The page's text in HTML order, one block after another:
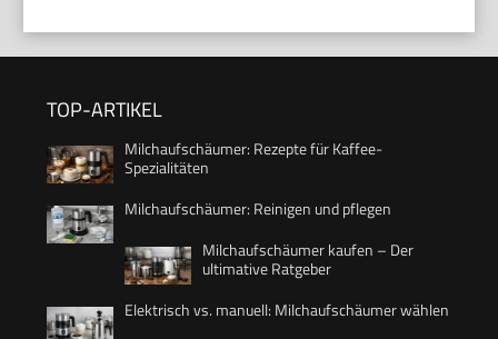
TOP-ARTIKEL
Milchaufschäumer: Rezepte für Kaffee-
Spezialitäten
Milchaufschäumer: Reinigen und pflegen
Milchaufschäumer kaufen – Der
ultimative Ratgeber
Elektrisch vs. manuell: Milchaufschäumer wählen